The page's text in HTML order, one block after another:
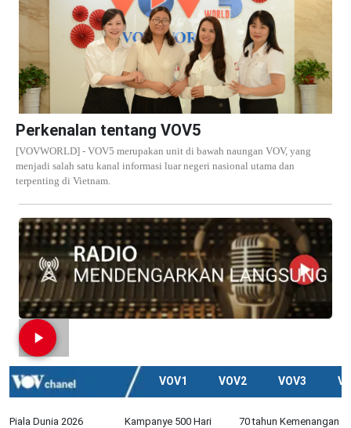
Perkenalan tentang VOV5
[VOVWORLD] - VOV5 merupakan unit di bawah naungan VOV, yang
menjadi salah satu kanal informasi luar negeri nasional utama dan
terpenting di Vietnam.
VOV1 VOV2 VOV3
Piala Dunia 2026
Kampanye 500 Hari
70 tahun Kemenangan